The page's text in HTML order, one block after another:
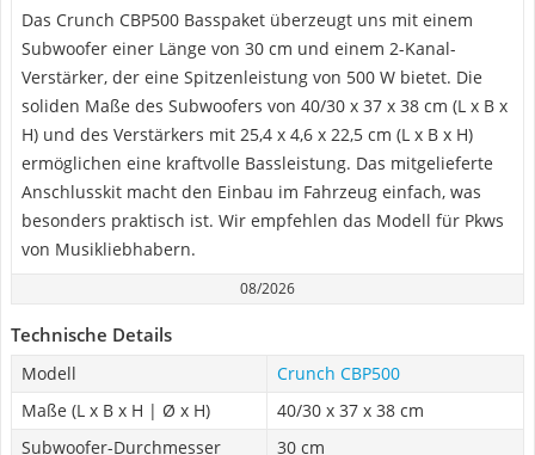
Das Crunch CBP500 Basspaket überzeugt uns mit einem
Subwoofer einer Länge von 30 cm und einem 2-Kanal-
Verstärker, der eine Spitzenleistung von 500 W bietet. Die
soliden Maße des Subwoofers von 40/30 x 37 x 38 cm (L x B x
H) und des Verstärkers mit 25,4 x 4,6 x 22,5 cm (L x B x H)
ermöglichen eine kraftvolle Bassleistung. Das mitgelieferte
Anschlusskit macht den Einbau im Fahrzeug einfach, was
besonders praktisch ist. Wir empfehlen das Modell für Pkws
von Musikliebhabern.
08/2026
Technische Details
Modell
Crunch CBP500
Maße (L x B x H | Ø x H)
40/30 x 37 x 38 cm
Subwoofer-Durchmesser
30 cm